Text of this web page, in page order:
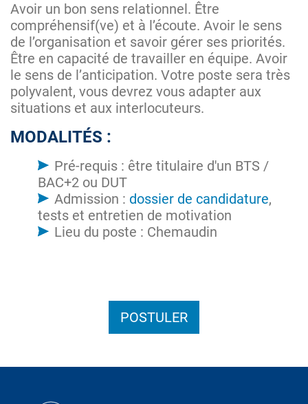
Avoir un bon sens relationnel. Être
compréhensif(ve) et à l’écoute. Avoir le sens
de l’organisation et savoir gérer ses priorités.
Être en capacité de travailler en équipe. Avoir
le sens de l’anticipation. Votre poste sera très
polyvalent, vous devrez vous adapter aux
situations et aux interlocuteurs.
MODALITÉS :
Pré-requis : être titulaire d'un BTS /
BAC+2 ou DUT
Admission : dossier de candidature,
tests et entretien de motivation
Lieu du poste : Chemaudin
POSTULER